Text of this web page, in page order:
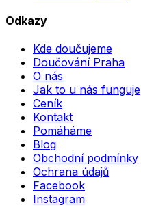
Odkazy
Kde doučujeme
Doučování Praha
O nás
Jak to u nás funguje
Ceník
Kontakt
Pomáháme
Blog
Obchodní podmínky
Ochrana údajů
Facebook
Instagram